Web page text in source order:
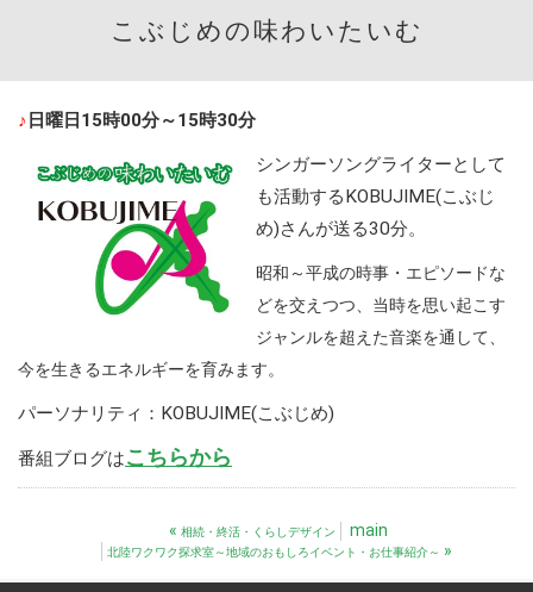
こぶじめの味わいたいむ
♪ 日曜日15時00分～15時30分
シンガーソングライターとして
も活動するKOBUJIME(こぶじ
め)さんが送る30分。
昭和～平成の時事・エピソードな
どを交えつつ、当時を思い起こす
ジャンルを超えた音楽を通して、
今を生きるエネルギーを育みます。
パーソナリティ：KOBUJIME(こぶじめ)
番組ブログはこちらから
« 相続・終活・くらしデザイン main
北陸ワクワク探求室～地域のおもしろイベント・お仕事紹介～ »